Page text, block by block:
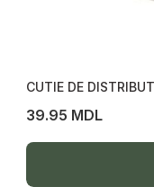
CUTIE DE
39.95 MDL